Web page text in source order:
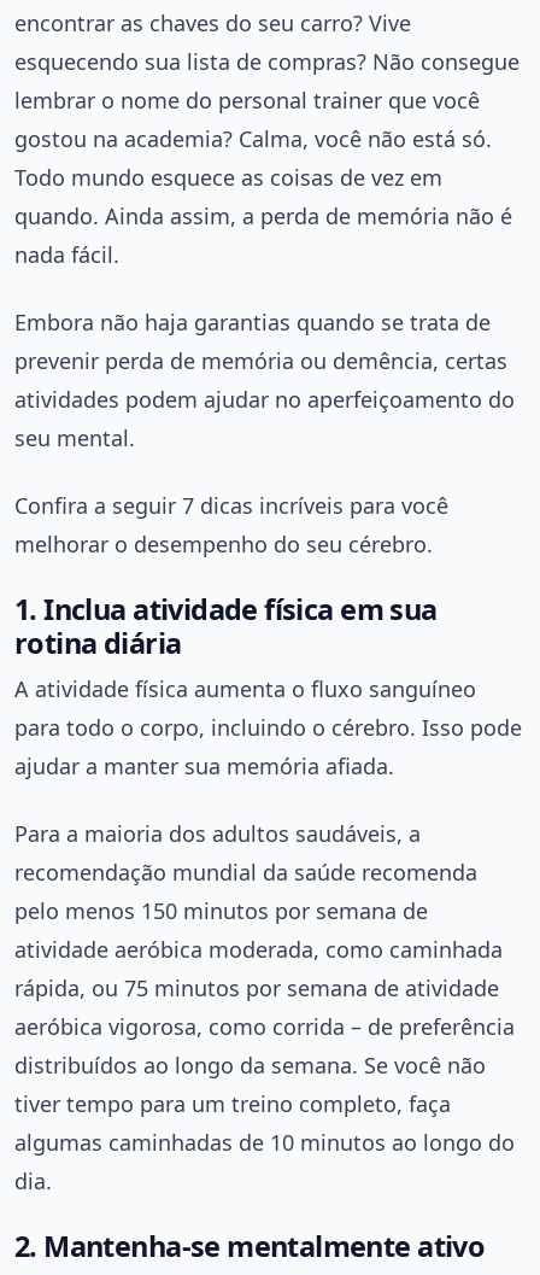
encontrar as chaves do seu carro? Vive
esquecendo sua lista de compras? Não consegue
lembrar o nome do personal trainer que você
gostou na academia? Calma, você não está só.
Todo mundo esquece as coisas de vez em
quando. Ainda assim, a perda de memória não é
nada fácil.
Embora não haja garantias quando se trata de
prevenir perda de memória ou demência, certas
atividades podem ajudar no aperfeiçoamento do
seu mental.
Confira a seguir 7 dicas incríveis para você
melhorar o desempenho do seu cérebro.
1. Inclua atividade física em sua
rotina diária
A atividade física aumenta o fluxo sanguíneo
para todo o corpo, incluindo o cérebro. Isso pode
ajudar a manter sua memória afiada.
Para a maioria dos adultos saudáveis, a
recomendação mundial da saúde recomenda
pelo menos 150 minutos por semana de
atividade aeróbica moderada, como caminhada
rápida, ou 75 minutos por semana de atividade
aeróbica vigorosa, como corrida – de preferência
distribuídos ao longo da semana. Se você não
tiver tempo para um treino completo, faça
algumas caminhadas de 10 minutos ao longo do
dia.
2. Mantenha-se mentalmente ativo